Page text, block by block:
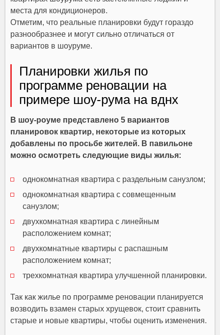
места для кондиционеров.
Отметим, что реальные планировки будут гораздо
разнообразнее и могут сильно отличаться от
вариантов в шоуруме.
Планировки жилья по
программе реновации на
примере шоу-рума на вднх
В шоу-роуме представлено 5 вариантов
планировок квартир, некоторые из которых
добавлены по просьбе жителей. В павильоне
можно осмотреть следующие виды жилья:
однокомнатная квартира с раздельным санузлом;
однокомнатная квартира с совмещенным
санузлом;
двухкомнатная квартира с линейным
расположением комнат;
двухкомнатные квартиры с распашным
расположением комнат;
трехкомнатная квартира улучшенной планировки.
Так как жилье по программе реновации планируется
возводить взамен старых хрущевок, стоит сравнить
старые и новые квартиры, чтобы оценить изменения.